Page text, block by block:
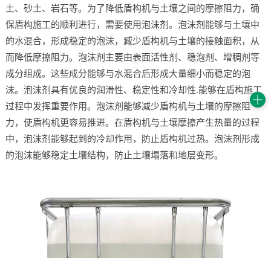
土、砂土、岩石等。为了降低盾构机与土壤之间的摩擦阻力，确
保盾构施工的顺利进行，需要使用泡沫剂。泡沫剂能够与土壤中
的水混合，形成稳定的泡沫，臧少盾构机与土壤的接触面积，从
而降低摩擦阻力。泡沫剂主要由表面活性剂、稳泡剂、增稠剂等
成分组成。这些成分能够与水混合后形成大量细小而稳定的泡
沫。泡沫剂具有优良的润滑性、稳定性和冷却性.能够在盾构施工
过程中发挥重要作用。泡沫剂能够减少盾构机与土壤的摩擦阻
力，使盾构机更容易推进。在盾构机与土壤摩擦产生热量的过程
中，泡沫剂能够起到的冷却作用，防止盾构机过热。泡沫剂形成
的泡沫能够稳定土壤结构，防止土壤塌落和地层变形。